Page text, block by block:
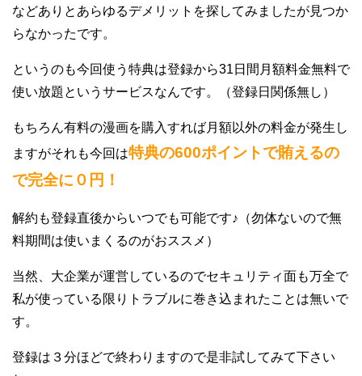
などありとあらゆるデメリットを探してみましたが見つか
らなかったです。
というのも今回使う特典は登録から31日間月額料金無料で
使い放題というサービスなんです。（登録日関係無し）
もちろん有料の漫画を購入すれば月額以外の料金が発生し
ますがそれも今回は特典の600ポイントで賄えるの
で完全に０円！
解約も登録直後からいつでも可能です♪（勿体ないので無
料期間は使いまくるのがおススメ）
当然、大企業が運営しているのでセキュリティ面も万全で
私が使っている限りトラブルに巻き込まれたことは無いで
す。
登録は３分ほどで終わりますので是非試してみて下さい